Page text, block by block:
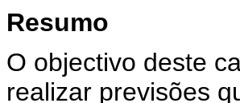
Resumo
O objectivo deste
realizar previsões